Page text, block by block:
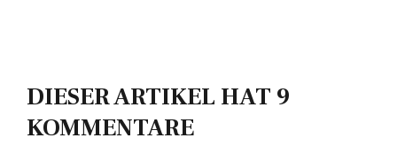
DIESER ARTIKEL HAT 9
KOMMENTARE